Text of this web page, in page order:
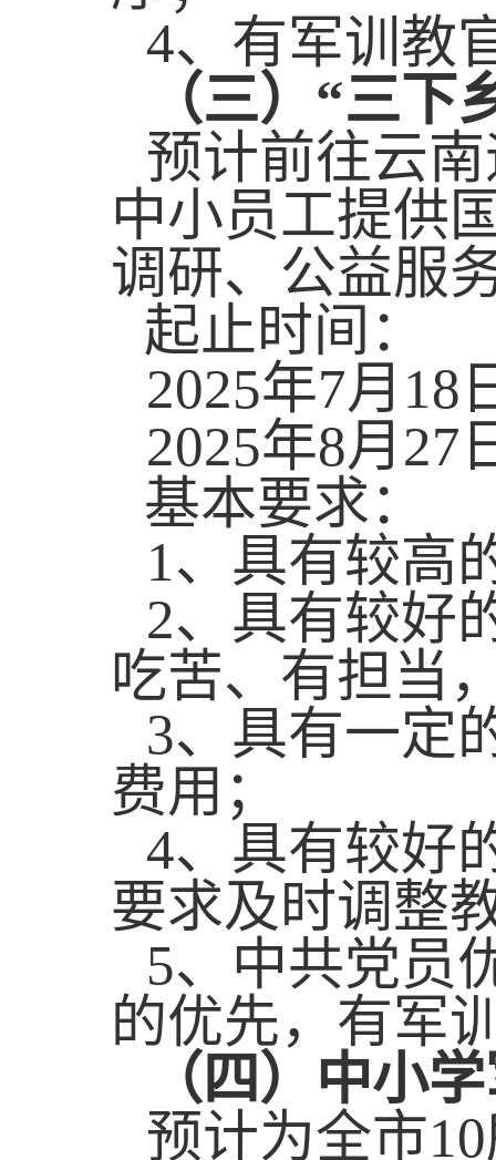
4、有军训教
（三）“三下
预计前往云
中小员工提供
调研、公益服
起止时间：
2025年7月 18
2025年8月 27
基本要求：
1、具有较高
2、具有较好
吃苦、有担当
3、具有一定
费用；
4、具有较好
要求及时调整
5、中共党员
的优先，有军
（四）中小
预计为全市10